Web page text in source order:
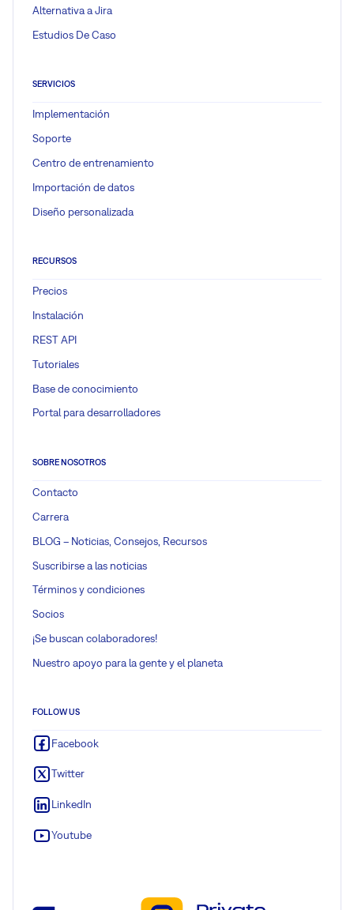
Alternativa a Jira
Estudios De Caso
SERVICIOS
Implementación
Soporte
Centro de entrenamiento
Importación de datos
Diseño personalizada
RECURSOS
Precios
Instalación
REST API
Tutoriales
Base de conocimiento
Portal para desarrolladores
SOBRE NOSOTROS
Contacto
Carrera
BLOG – Noticias, Consejos, Recursos
Suscribirse a las noticias
Términos y condiciones
Socios
¡Se buscan colaboradores!
Nuestro apoyo para la gente y el planeta
FOLLOW US
Facebook
Twitter
LinkedIn
Youtube